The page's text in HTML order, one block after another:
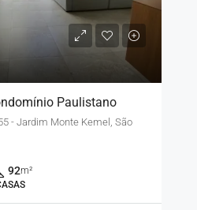
Paulistano
- Jardim Monte Kemel, São
92m²